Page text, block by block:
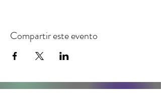
Compartir este evento